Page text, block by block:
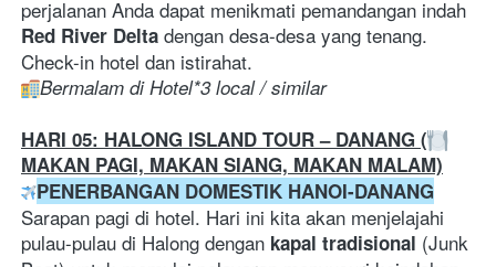
Red River Delta dengan desa-desa yang tenang.
Check-in hotel dan istirahat.
Bermalam di Hotel*3 local / similar
HARI 05: HALONG ISLAND TOUR – DANANG (
MAKAN PAGI, MAKAN SIANG, MAKAN MALAM)
PENERBANGAN DOMESTIK HANOI-DANANG
Sarapan pagi di hotel. Hari ini kita akan menjelajahi
pulau-pulau di Halong dengan kapal tradisional (Junk